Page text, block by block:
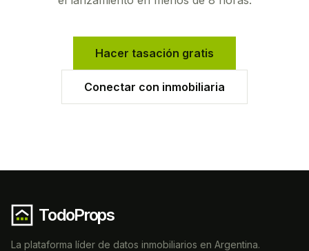
Hacer tasación gratis
Conectar con inmobiliaria
TodoProps
La plataforma líder de datos inmobiliarios en Argentina.